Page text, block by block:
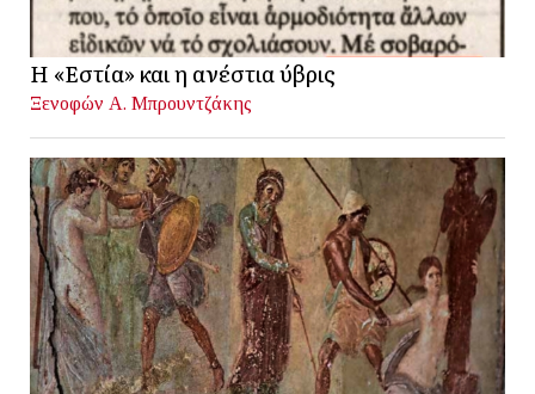
Η «Εστία» και η ανέστια ύβρις
Ξενοφών Α. Μπρουντζάκης